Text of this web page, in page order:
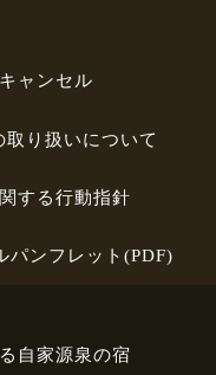
自家源泉の宿
ャンセル
取り扱いについて
する行動指針
パンフレット(PDF)